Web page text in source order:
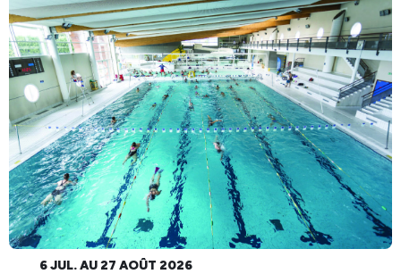
6 JUL. AU 27 AOÛT 2026